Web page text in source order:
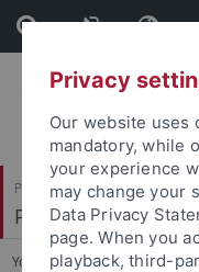
Skip
to
content
Skip
to
footer
Philosophische Fakultät
Prof. Dr. Dorothee
You are here: Startseite
Privacy
Our website uses
mandatory, while
your experience
may change your
Data Privacy
page. When you
playback, third-